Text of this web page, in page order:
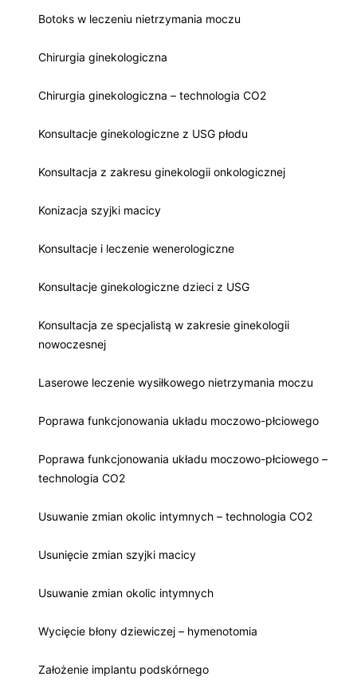
Botoks w leczeniu nietrzymania moczu
Chirurgia ginekologiczna
Chirurgia ginekologiczna – technologia CO2
Konsultacje ginekologiczne z USG płodu
Konsultacja z zakresu ginekologii onkologicznej
Konizacja szyjki macicy
Konsultacje i leczenie wenerologiczne
Konsultacje ginekologiczne dzieci z USG
Konsultacja ze specjalistą w zakresie ginekologii
nowoczesnej
Laserowe leczenie wysiłkowego nietrzymania moczu
Poprawa funkcjonowania układu moczowo-płciowego
Poprawa funkcjonowania układu moczowo-płciowego –
technologia CO2
Usuwanie zmian okolic intymnych – technologia CO2
Usunięcie zmian szyjki macicy
Usuwanie zmian okolic intymnych
Wycięcie błony dziewiczej – hymenotomia
Założenie implantu podskórnego